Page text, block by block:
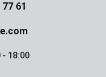
61
- 18:00